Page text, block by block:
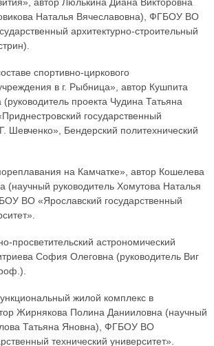
Наталья Вячеславовна), ФГБОУ ВО
архитектурно-строительный
спортивно-циркового
в г. Рыбница», автор Кушпита
проекта Чудина Татьяна
государственный
Шевченко», Бендерский политехнический
на Камчатке», автор Кошелева
(научный руководитель Хомутова Наталья
ВО «Ярославский государственный
просветительский астрономический
София Олеговна (руководитель Виг
жилой комплекс в
Жирнякова Полина Данииловна (научный
Татьяна Яновна), ФГБОУ ВО
технический университет».